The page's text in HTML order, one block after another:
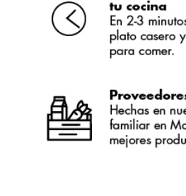
Ascension Oviedo Serrano
Sus croquetas me encantan y
solo en Madrid capital me parece